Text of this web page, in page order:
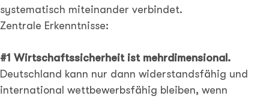
systematisch miteinander verbindet.
Zentrale Erkenntnisse:
#1 Wirtschaftssicherheit ist mehrdimensional.
Deutschland kann nur dann widerstandsfähig und
international wettbewerbsfähig bleiben, wenn